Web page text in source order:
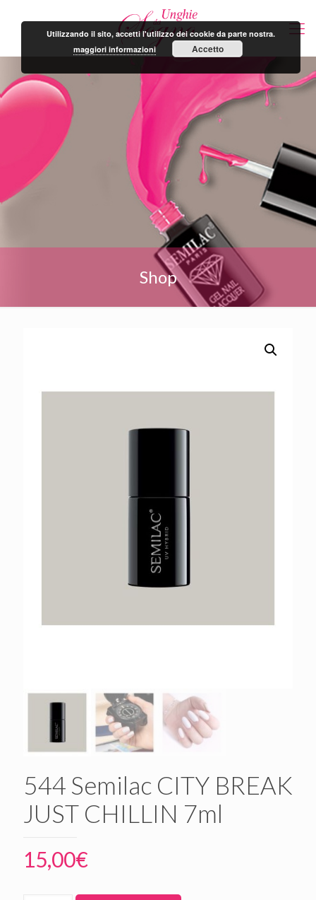
Shop
544 Semilac CITY BREAK
JUST CHILLIN 7ml
15,00€
Utilizzando il sito, accetti l'utilizzo dei cookie da parte nostra.
maggiori informazioni
Accetto